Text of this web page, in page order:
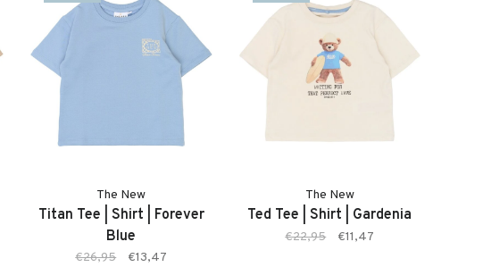
The New
Titan Tee | Shirt | Forever
Blue
€26,95 €13,47
The New
Ted Tee | Shirt | Gardenia
€22,95 €11,47